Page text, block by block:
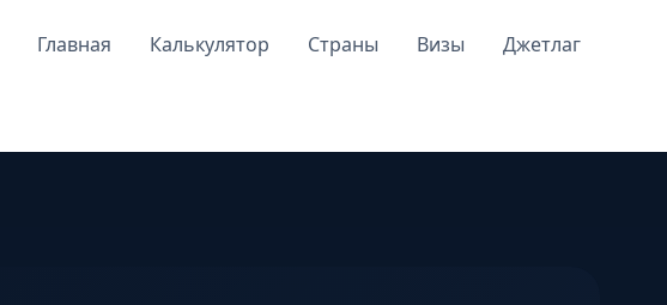
Главная Калькулятор Страны Визы Джетлаг